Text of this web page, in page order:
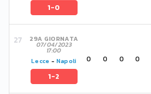
1-0
29A GIORNATA
07/04/2023
17:00
Lecce - Napoli
1-2
0 0 0 0